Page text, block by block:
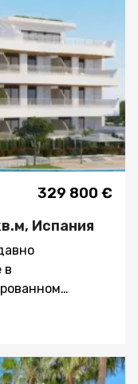
329 800 €
Испания
в
и
Идеально